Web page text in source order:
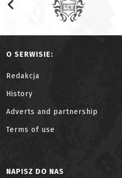
O SERWISIE:
Redakcja
History
Adverts and partnership
Terms of use
NAPISZ DO NAS